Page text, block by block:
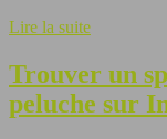
Lire la suite
Trouver un
peluche sur